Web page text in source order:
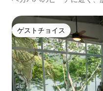
ゲストチョイス
ゲストチョイス